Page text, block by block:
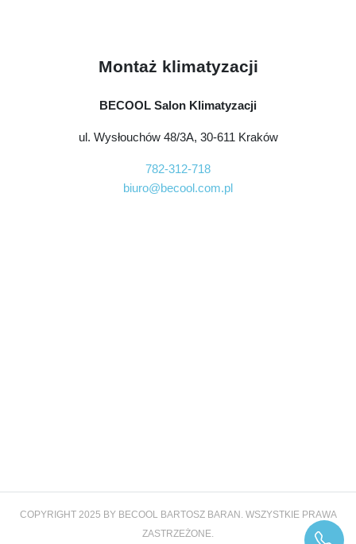
Montaż klimatyzacji
BECOOL Salon Klimatyzacji
ul. Wysłouchów 48/3A, 30-611 Kraków
782-312-718
biuro@becool.com.pl
COPYRIGHT 2025 BY BECOOL BARTOSZ BARAN. WSZYSTKIE PRAWA
ZASTRZEŻONE.